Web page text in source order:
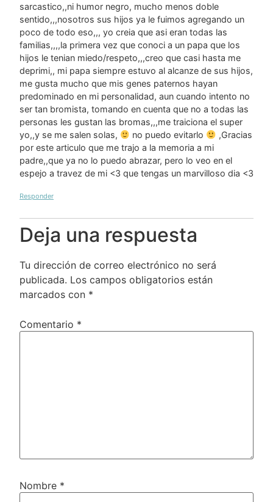
sarcastico,,ni humor negro, mucho menos doble
sentido,,,nosotros sus hijos ya le fuimos agregando un
poco de todo eso,,, yo creia que asi eran todas las
familias,,,,la primera vez que conoci a un papa que los
hijos le tenian miedo/respeto,,,creo que casi hasta me
deprimi,, mi papa siempre estuvo al alcanze de sus hijos,
me gusta mucho que mis genes paternos hayan
predominado en mi personalidad, aun cuando intento no
ser tan bromista, tomando en cuenta que no a todas las
personas les gustan las bromas,,,me traiciona el super
yo,,y se me salen solas,
no puedo evitarlo
,Gracias
por este articulo que me trajo a la memoria a mi
padre,,que ya no lo puedo abrazar, pero lo veo en el
espejo a travez de mi <3 que tengas un marvilloso dia <3
Responder
Deja una respuesta
Tu dirección de correo electrónico no será
publicada. Los campos obligatorios están
marcados con *
Comentario *
Nombre *